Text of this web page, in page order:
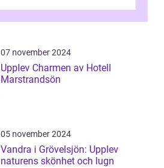
07 november 2024
Upplev Charmen av Hotell
Marstrandsön
05 november 2024
Vandra i Grövelsjön: Upplev
naturens skönhet och lugn